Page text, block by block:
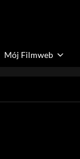
Mój Filmweb